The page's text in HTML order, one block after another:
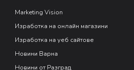
Marketing Vision
Изработка на онлайн магазини
Изработка на уеб сайтове
Новини Варна
Новини от Разград